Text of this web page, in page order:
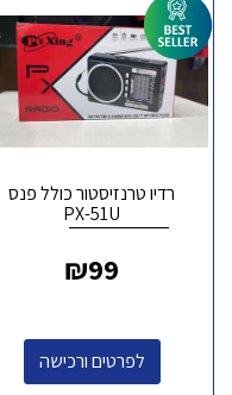
רדיו טרנזיסטור כולל פנס
PX-51U
₪99
לפרטים ורכישה